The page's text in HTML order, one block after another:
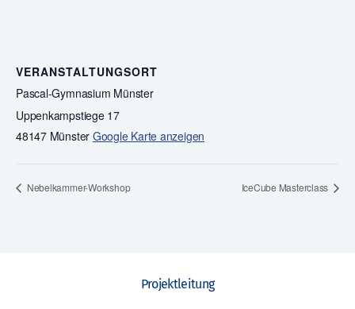
VERANSTALTUNGSORT
Pascal-Gymnasium Münster
Uppenkampstiege 17
48147 Münster Google Karte anzeigen
Nebelkammer-Workshop IceCube Masterclass
Projektleitung